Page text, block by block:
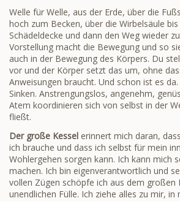
Welle für Welle, aus der Erde, über die
hoch zum Becken, über die Wirbelsäule
Schädeldecke und dann den Weg wieder
Vorstellung macht die Bewegung und so
auch in der Bewegung des Körpers. Du
vor und der Körper setzt das um, ohne
Anweisungen braucht. Und schon ist es
Sinken. Anstrengungslos, angenehm,
Atem koordinieren sich von selbst in der
fließt.
Der große Kessel erinnert mich daran,
ich brauche und dass ich selbst für mein
Wohlergehen sorgen kann. Ich kann mich
machen. Ich bin eigenverantwortlich und
vollen Zügen schöpfe ich aus dem großen
unendlichen Fülle. Ich ziehe alles zu mir, in